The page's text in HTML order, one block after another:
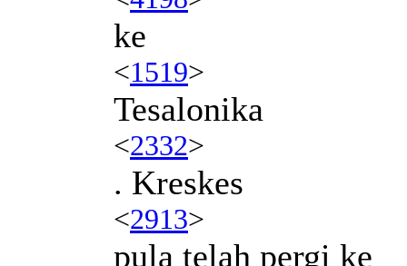
ke
<1519>
Tesalonika
<2332>
. Kreskes
<2913>
pula telah pergi ke